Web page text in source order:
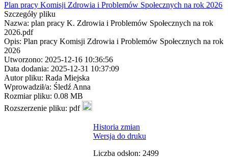
Plan pracy Komisji Zdrowia i Problemów Społecznych na rok 2026
Szczegóły pliku
Nazwa: plan pracy K. Zdrowia i Problemów Społecznych na rok
2026.pdf
Opis: Plan pracy Komisji Zdrowia i Problemów Społecznych na rok
2026
Utworzono: 2025-12-16 10:36:56
Data dodania: 2025-12-31 10:37:09
Autor pliku: Rada Miejska
Wprowadził/a: Śledź Anna
Rozmiar pliku: 0.08 MB
Rozszerzenie pliku: pdf
Historia zmian
Wersja do druku
Liczba odsłon: 2499